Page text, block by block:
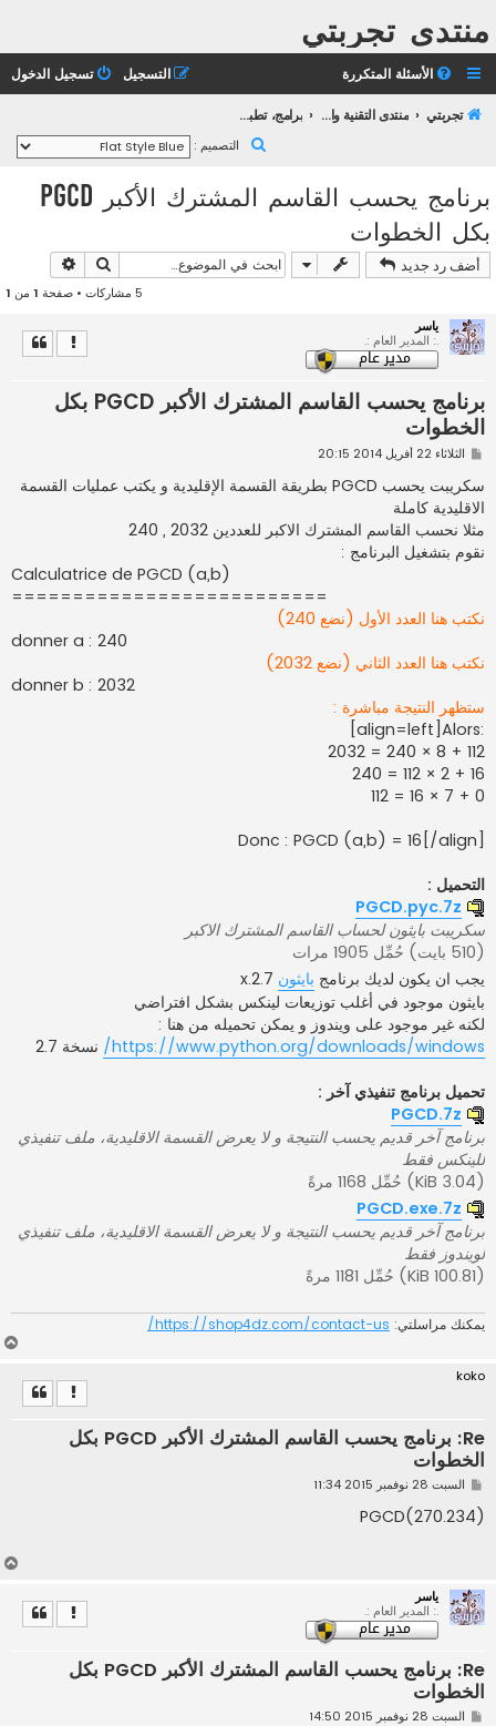
منتدى تجربتي
الأسئلة المتكررة تسجيل الدخول التسجيل
تجربتي منتدى التقنية والانترنت برامج، تطبيقات وانترنت
التصميم :
ث
برنامج يحسب القاسم المشترك الأكبر PGCD
بكل الخطوات
أضف رد جديد بحث
5 مشاركات • صفحة 1 من 1
ياسر
.: المدير العام :.
برنامج يحسب القاسم المشترك الأكبر PGCD بكل
الخطوات
م
ا
ر
ك
ة
الثلاثاء 22 أفريل 2014 20:15
سكريبت يحسب PGCD بطريقة القسمة الإقليدية و يكتب عمليات القسمة
الاقليدية كاملة
مثلا نحسب القاسم المشترك الاكبر للعددين 2032 , 240
نقوم بتشغيل البرنامج :
Calculatrice de PGCD (a,b)
==========================
نكتب هنا العدد الأول (نضع 240)
donner a : 240
نكتب هنا العدد الثاني (نضع 2032)
donner b : 2032
ستظهر النتيجة مباشرة :
[align=left]Alors:
2032 = 240 × 8 + 112
240 = 112 × 2 + 16
112 = 16 × 7 + 0
Donc : PGCD (a,b) = 16[/align]
التحميل :
PGCD.pyc.7z
سكريبت بايثون لحساب القاسم المشترك الاكبر
(510 بايت) حُمِّل 1905 مرات
يجب ان يكون لديك برنامج بايثون
بايثون موجود في أغلب توزيعات لينكس بشكل افتراضي
لكنه غير موجود على ويندوز و يمكن تحميله من هنا :
https://www.python.org/downloads/windows/
نسخة 2.7
تحميل برنامج تنفيذي آخر :
PGCD.7z
برنامج آخر قديم يحسب النتيجة و لا يعرض القسمة الاقليدية، ملف تنفيذي
للينكس فقط
(3.04 KiB) حُمِّل 1168 مرةً
PGCD.exe.7z
برنامج آخر قديم يحسب النتيجة و لا يعرض القسمة الاقليدية، ملف تنفيذي
لويندوز فقط
(100.81 KiB) حُمِّل 1181 مرةً
يمكنك مراسلتي: https://shop4dz.com/contact-us/
koko
Re: برنامج يحسب القاسم المشترك الأكبر PGCD بكل
الخطوات
م
ا
ر
السبت 28 نوفمبر 2015 11:34
(PGCD(270.234
ياسر
.: المدير العام :.
Re: برنامج يحسب القاسم المشترك الأكبر PGCD بكل
الخطوات
مالسبت 28 نوفمبر 2015 14:50